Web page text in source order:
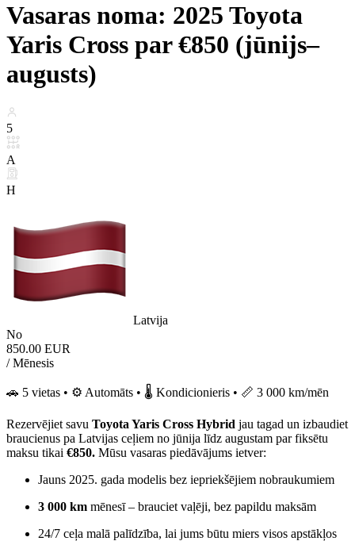
Vasaras noma: 2025 Toyota
Yaris Cross par €850 (jūnijs–
augusts)
5
A
H
Latvija
No
850.00 EUR
/ Mēnesis
🚗 5 vietas • ⚙️ Automāts • 🌡️ Kondicionieris • 📏 3 000 km/mēn
Rezervējiet savu Toyota Yaris Cross Hybrid jau tagad un izbaudiet
braucienus pa Latvijas ceļiem no jūnija līdz augustam par fiksētu
maksu tikai €850. Mūsu vasaras piedāvājums ietver:
Jauns 2025. gada modelis bez iepriekšējiem nobraukumiem
3 000 km mēnesī – brauciet vaļēji, bez papildu maksām
24/7 ceļa malā palīdzība, lai jums būtu miers visos apstākļos